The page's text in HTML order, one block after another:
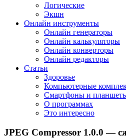
Логические
Экшн
Онлайн инструменты
Онлайн генераторы
Онлайн калькуляторы
Онлайн конверторы
Онлайн редакторы
Статьи
Здоровье
Компьютерные
Смартфоны и
О программах
Это интересно
JPEG Compressor 1.0.0 —